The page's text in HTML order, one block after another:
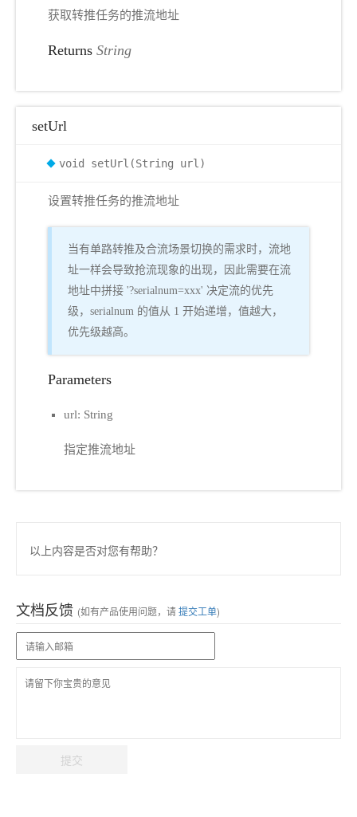
获取转推任务的推流地址
Returns String
setUrl
void setUrl(String url)
设置转推任务的推流地址
当有单路转推及合流场景切换的需求时，流地
址一样会导致抢流现象的出现，因此需要在流
地址中拼接 '?serialnum=xxx' 决定流的优先
级，serialnum 的值从 1 开始递增，值越大，
优先级越高。
Parameters
url: String
指定推流地址
以上内容是否对您有帮助？
文档反馈 (如有产品使用问题，请提交工单)
提交